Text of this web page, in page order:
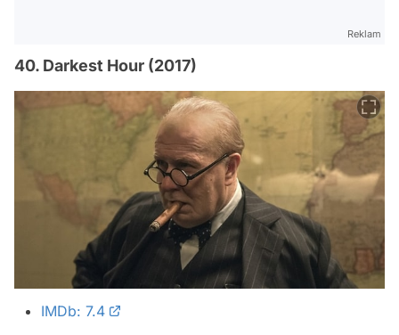
Reklam
40. Darkest Hour (2017)
IMDb: 7.4